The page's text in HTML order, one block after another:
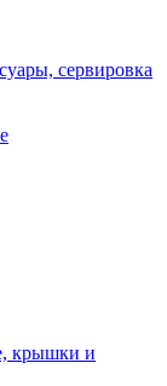
сервировка
крышки и